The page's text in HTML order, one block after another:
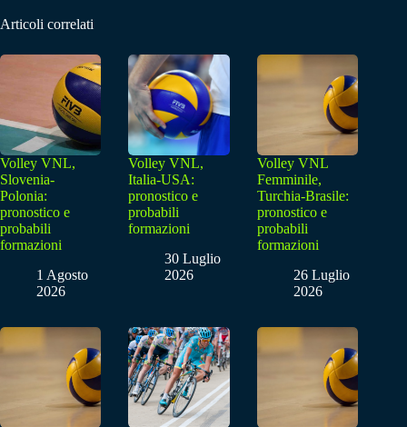
Articoli correlati
Volley VNL,
Slovenia-
Polonia:
pronostico e
probabili
formazioni
1 Agosto
2026
Volley VNL,
Italia-USA:
pronostico e
probabili
formazioni
30 Luglio
2026
Volley VNL
Femminile,
Turchia-Brasile:
pronostico e
probabili
formazioni
26 Luglio
2026